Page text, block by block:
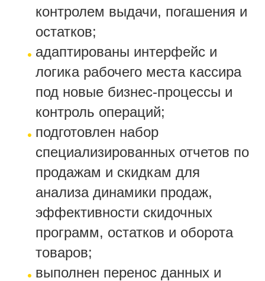
контролем выдачи, погашения и
остатков;
адаптированы интерфейс и
логика рабочего места кассира
под новые бизнес-процессы и
контроль операций;
подготовлен набор
специализированных отчетов по
продажам и скидкам для
анализа динамики продаж,
эффективности скидочных
программ, остатков и оборота
товаров;
выполнен перенос данных и